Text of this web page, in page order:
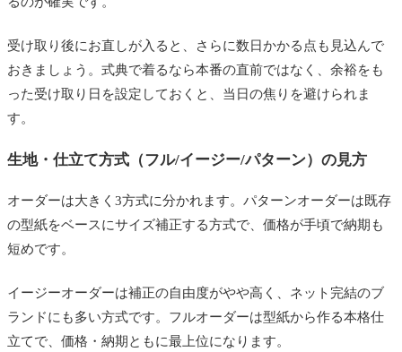
受け取り後にお直しが入ると、さらに数日かかる点も見込んで
おきましょう。式典で着るなら本番の直前ではなく、余裕をも
った受け取り日を設定しておくと、当日の焦りを避けられま
す。
生地・仕立て方式（フル/イージー/パターン）の見方
オーダーは大きく3方式に分かれます。パターンオーダーは既存
の型紙をベースにサイズ補正する方式で、価格が手頃で納期も
短めです。
イージーオーダーは補正の自由度がやや高く、ネット完結のブ
ランドにも多い方式です。フルオーダーは型紙から作る本格仕
立てで、価格・納期ともに最上位になります。